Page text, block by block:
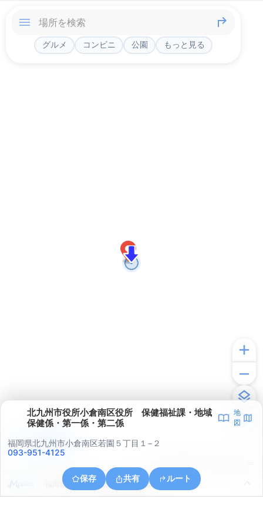
グルメ コンビニ 公園 もっと見る
北九州市役所小倉南区役所 保健福祉課・地域
保健係・第一係・第二係
地
図
福岡県北九州市小倉南区若園５丁目１−２
093-951-4125
保存 共有 ルート
福岡県北九州市小倉南区蜷田若園１丁目１１
アプリで見る